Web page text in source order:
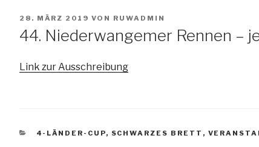
VERÖFFENTLICHT
28. MÄRZ 2019 VON RUWADMIN
44. Niederwangemer Rennen –
Link zur Ausschreibung
KATEGORIEN
4-LÄNDER-CUP, SCHWARZES BRETT ,